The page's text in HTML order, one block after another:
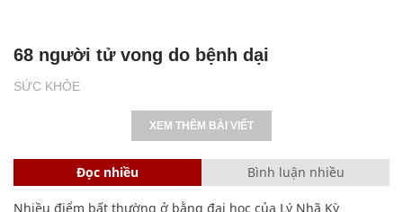
SỨC KHỎE
68 người tử vong do bệnh dại
XEM THÊM BÀI VIẾT
Đọc nhiều Bình luận nhiều
Nhiều điểm bất thường ở bằng đại học của Lý Nhã Kỳ